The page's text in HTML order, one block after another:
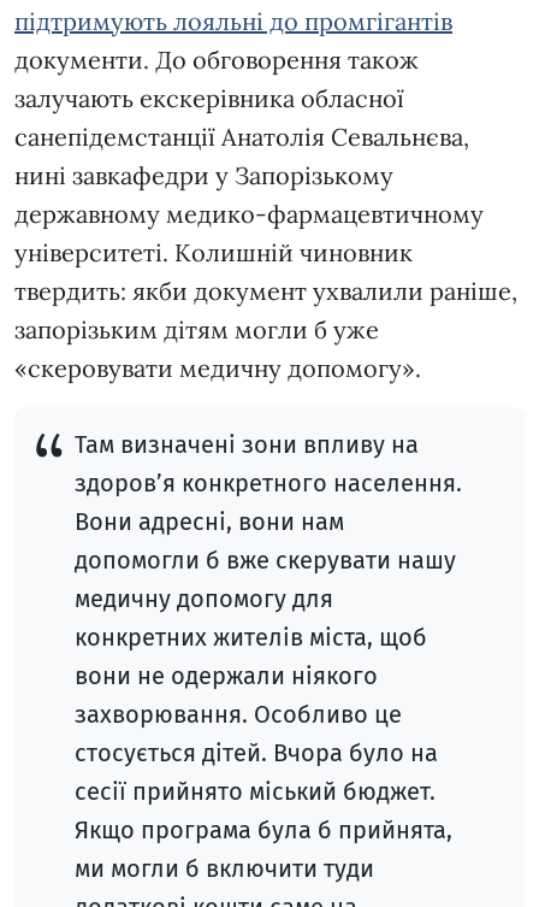
підтримують лояльні до промгігантів
документи. До обговорення також
залучають екскерівника обласної
санепідемстанції Анатолія Севальнєва,
нині завкафедри у Запорізькому
державному медико-фармацевтичному
університеті. Колишній чиновник
твердить: якби документ ухвалили раніше,
запорізьким дітям могли б уже
«скеровувати медичну допомогу».
Там визначені зони впливу на
здоров’я конкретного населення.
Вони адресні, вони нам
допомогли б вже скерувати нашу
медичну допомогу для
конкретних жителів міста, щоб
вони не одержали ніякого
захворювання. Особливо це
стосується дітей. Вчора було на
сесії прийнято міський бюджет.
Якщо програма була б прийнята,
ми могли б включити туди